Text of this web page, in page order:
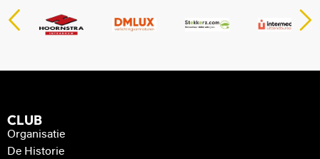
CLUB
Organisatie
De Historie